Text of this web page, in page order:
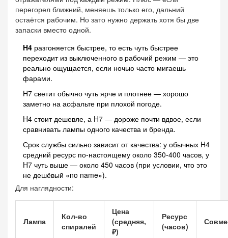
перегорел ближний, меняешь только его, дальний
остаётся рабочим. Но зато нужно держать хотя бы две
запаски вместо одной.
H4 разгоняется быстрее, то есть чуть быстрее
переходит из выключенного в рабочий режим — это
реально ощущается, если ночью часто мигаешь
фарами.
H7 светит обычно чуть ярче и плотнее — хорошо
заметно на асфальте при плохой погоде.
H4 стоит дешевле, а H7 — дороже почти вдвое, если
сравнивать лампы одного качества и бренда.
Срок службы сильно зависит от качества: у обычных H4
средний ресурс по-настоящему около 350-400 часов, у
H7 чуть выше — около 450 часов (при условии, что это
не дешёвый «no name»).
Для наглядности:
Лампа
Кол-во
спиралей
Цена
(средняя,
₽)
Ресурс
(часов)